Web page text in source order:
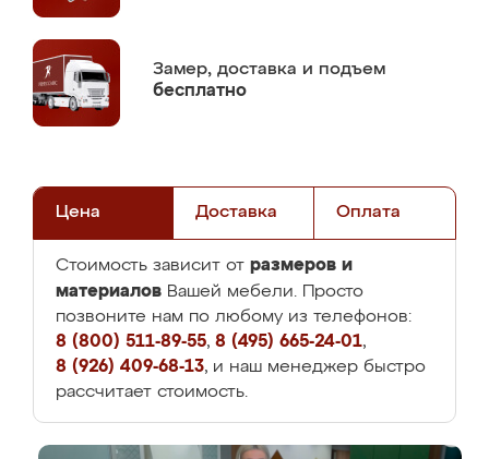
Замер, доставка и подъем
бесплатно
Цена Доставка Оплата
Стоимость зависит от размеров и
материалов Вашей мебели. Просто
позвоните нам по любому из телефонов:
8 (800) 511-89-55, 8 (495) 665-24-01,
8 (926) 409-68-13, и наш менеджер быстро
рассчитает стоимость.